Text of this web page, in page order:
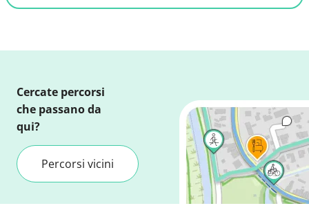
Cercate percorsi
che passano da
qui?
Percorsi vicini